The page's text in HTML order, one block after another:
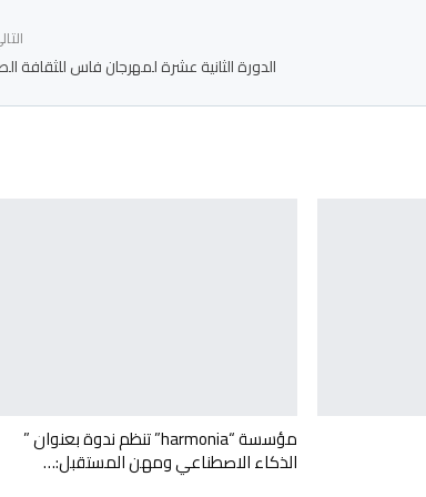
الدورة الثانية عشرة لمهرجان فاس للثقافة
مؤسسة “harmonia” تنظم ندوة بعنوان ”
الذكاء الاصطناعي ومهن المستقبل:…